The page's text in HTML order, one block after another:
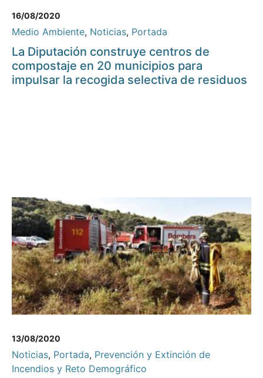
16/08/2020
Medio Ambiente, Noticias, Portada
La Diputación construye centros de
compostaje en 20 municipios para
impulsar la recogida selectiva de residuos
13/08/2020
Noticias, Portada, Prevención y Extinción de
Incendios y Reto Demográfico